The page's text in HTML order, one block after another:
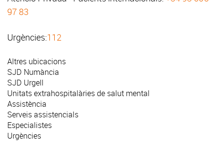
97 83
Urgències:112
Altres ubicacions
SJD Numància
SJD Urgell
Unitats extrahospitalàries de salut mental
Assistència
Serveis assistencials
Especialistes
Urgències